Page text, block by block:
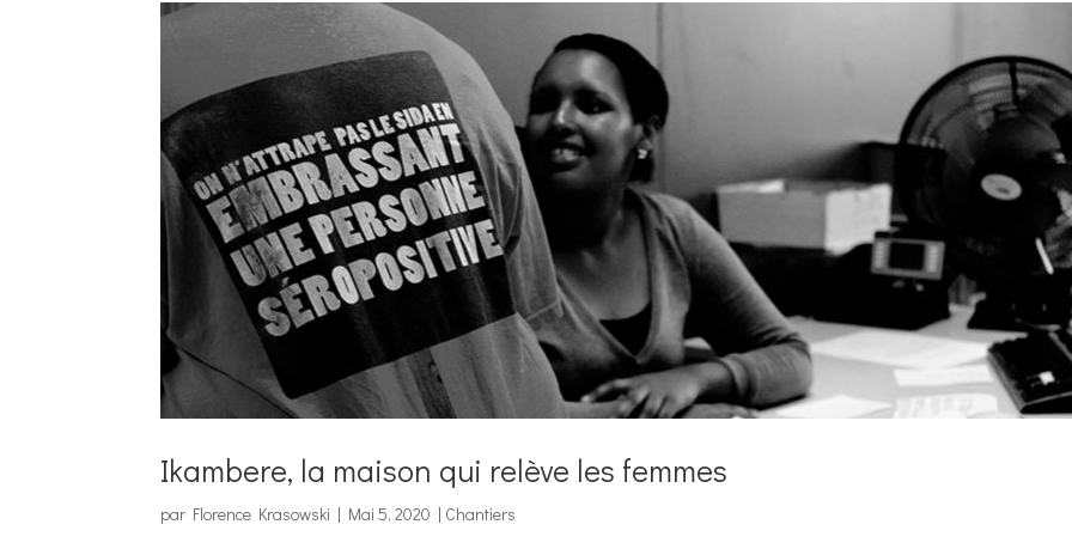
Ikambere, la maison qui relève les femmes
par Florence Krasowski | Mai 5, 2020 | Chantiers